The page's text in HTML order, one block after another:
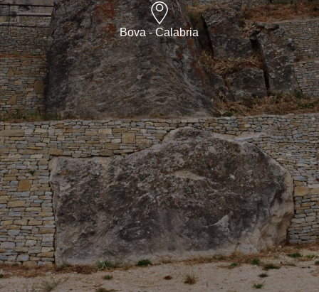
Bova - Calabria